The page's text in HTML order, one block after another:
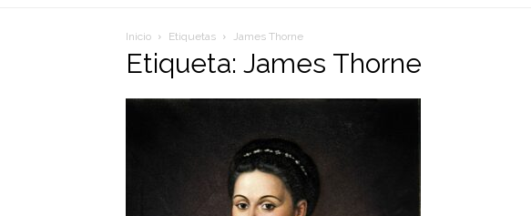
Inicio Etiquetas James Thorne
Etiqueta: James Thorne